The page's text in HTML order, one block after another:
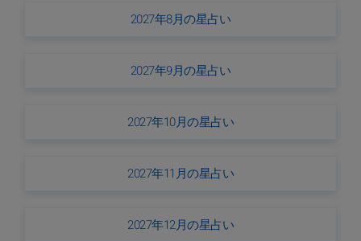
2027年8月の星占い
2027年9月の星占い
2027年10月の星占い
2027年11月の星占い
2027年12月の星占い